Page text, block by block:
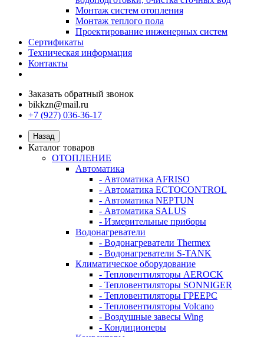
Монтаж систем отопления
Монтаж теплого пола
Проектирование инженерных систем
Сертификаты
Техническая информация
Контакты
Заказать обратный звонок
bikkzn@mail.ru
+7 (927) 036-36-17
Назад
Каталог товаров
ОТОПЛЕНИЕ
Автоматика
- Автоматика AFRISO
- Автоматика ECTOCONTROL
- Автоматика NEPTUN
- Автоматика SALUS
- Измерительные приборы
Водонагреватели
- Водонагреватели Thermex
- Водонагреватели S-TANK
Климатическое оборудование
- Тепловентиляторы AEROCK
- Тепловентиляторы SONNIGER
- Тепловентиляторы ГРЕЕРС
- Тепловентиляторы Volcano
- Воздушные завесы Wing
- Кондиционеры